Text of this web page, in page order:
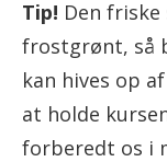
Tip! Den
frostgrønt, så
kan hives op
at holde
forberedt os i